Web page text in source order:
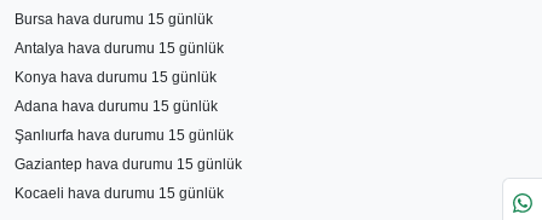
Bursa hava durumu 15 günlük
Antalya hava durumu 15 günlük
Konya hava durumu 15 günlük
Adana hava durumu 15 günlük
Şanlıurfa hava durumu 15 günlük
Gaziantep hava durumu 15 günlük
Kocaeli hava durumu 15 günlük